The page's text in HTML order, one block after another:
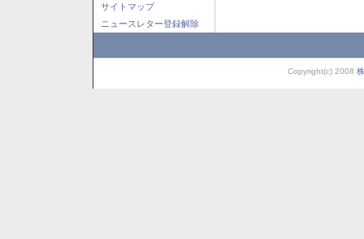
サイトマップ
ニュースレター登録解除
Copyright(c) 2008